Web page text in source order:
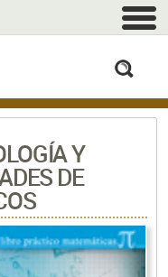
Y
DE